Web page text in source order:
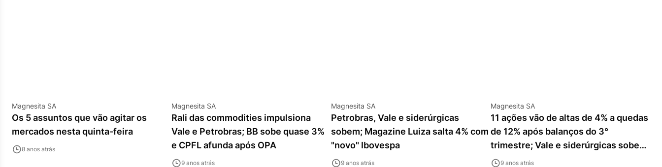
Magnesita SA
Os 5 assuntos que vão agitar os
mercados nesta quinta-feira
8 anos atrás
Magnesita SA
Rali das commodities impulsiona
Vale e Petrobras; BB sobe quase 3%
e CPFL afunda após OPA
9 anos atrás
Magnesita SA
Petrobras, Vale e siderúrgicas
sobem; Magazine Luiza salta 4% com
"novo" Ibovespa
9 anos atrás
Magnesita SA
11 ações vão de altas de 4% a quedas
de 12% após balanços do 3°
trimestre; Vale e siderúrgicas sobem
até 4%
9 anos atrás